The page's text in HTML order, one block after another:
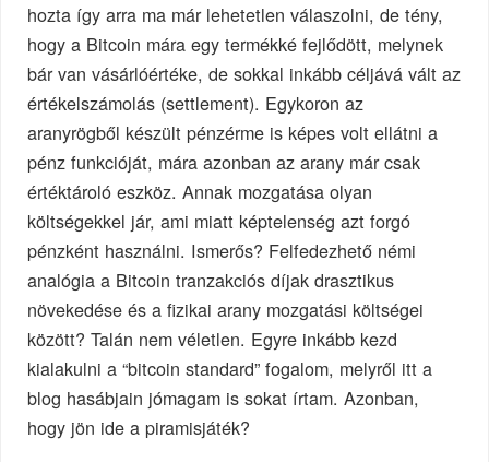
hozta így arra ma már lehetetlen válaszolni, de tény,
hogy a Bitcoin mára egy termékké fejlődött, melynek
bár van vásárlóértéke, de sokkal inkább céljává vált az
értékelszámolás (settlement). Egykoron az
aranyrögből készült pénzérme is képes volt ellátni a
pénz funkcióját, mára azonban az arany már csak
értéktároló eszköz. Annak mozgatása olyan
költségekkel jár, ami miatt képtelenség azt forgó
pénzként használni. Ismerős? Felfedezhető némi
analógia a Bitcoin tranzakciós díjak drasztikus
növekedése és a fizikai arany mozgatási költségei
között? Talán nem véletlen. Egyre inkább kezd
kialakulni a “bitcoin standard” fogalom, melyről itt a
blog hasábjain jómagam is sokat írtam. Azonban,
hogy jön ide a piramisjáték?